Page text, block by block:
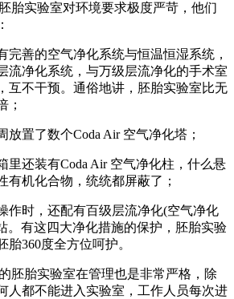
胎实验室对环境要求极度严苛，他们
完善的空气净化系统与恒温恒湿系统，
流净化系统，与万级层流净化的手术室
互不干预。通俗地讲，胚胎实验室比无
；
放置了数个Coda Air 空气净化塔；
里还装有Coda Air 空气净化柱，什么悬
有机化合物，统统都屏蔽了；
作时，还配有百级层流净化(空气净化
。有这四大净化措施的保护，胚胎实验
360度全方位呵护。
胚胎实验室在管理也是非常严格，除
人都不能进入实验室，工作人员每次进